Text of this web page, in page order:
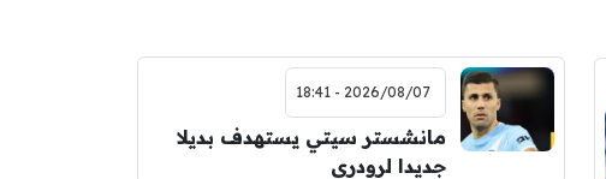
2026/08/07 - 18:41
مانشستر سيتي يستهدف بديلا
جديدا لرودري